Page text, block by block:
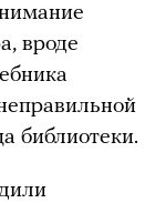
вроде
библиотеки.